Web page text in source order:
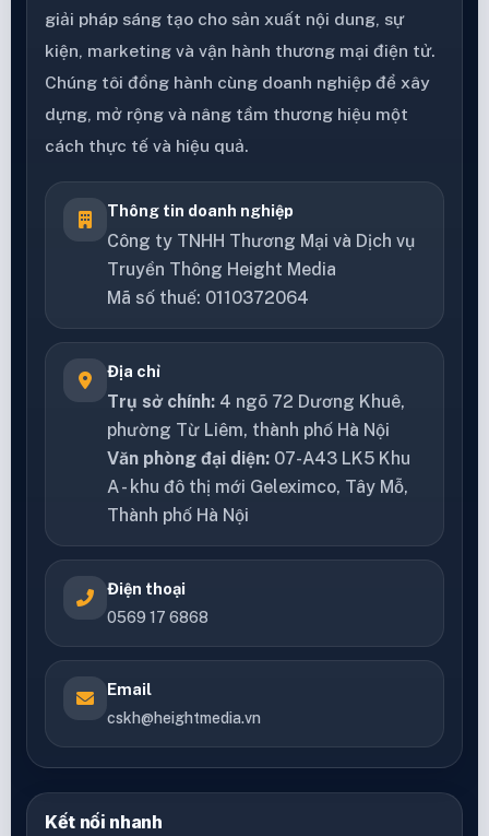
giải pháp sáng tạo cho sản xuất nội dung, sự
kiện, marketing và vận hành thương mại điện tử.
Chúng tôi đồng hành cùng doanh nghiệp để xây
dựng, mở rộng và nâng tầm thương hiệu một
cách thực tế và hiệu quả.
Thông tin doanh nghiệp
Công ty TNHH Thương Mại và Dịch vụ
Truyền Thông Height Media
Mã số thuế: 0110372064
Địa chỉ
Trụ sở chính: 4 ngõ 72 Dương Khuê,
phường Từ Liêm, thành phố Hà Nội
Văn phòng đại diện: 07-A43 LK5 Khu
A - khu đô thị mới Geleximco, Tây Mỗ,
Thành phố Hà Nội
Điện thoại
0569 17 6868
Email
cskh@heightmedia.vn
Kết nối nhanh